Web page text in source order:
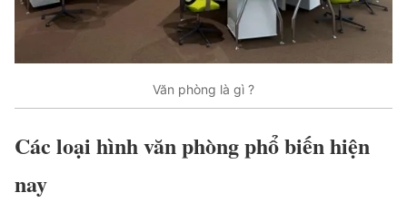
Văn phòng là gì ?
Các loại hình văn phòng phổ biến hiện
nay